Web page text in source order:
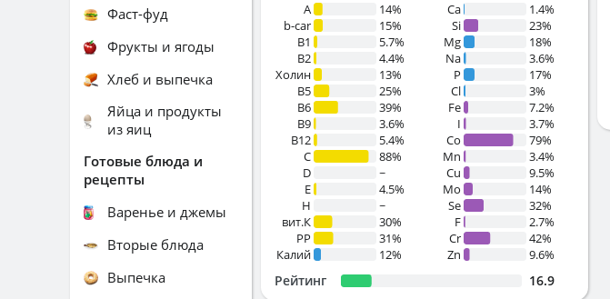
A
14%
b-car
15%
В1
5.7%
B2
4.4%
Холин
13%
B5
25%
B6
39%
B9
3.6%
B12
5.4%
C
88%
D
~
E
4.5%
H
~
вит.К
30%
PP
31%
Калий
12%
Ca
1.4%
Si
23%
Mg
18%
Na
3.6%
P
17%
Cl
3%
Fe
7.2%
I
3.7%
Co
79%
Mn
3.4%
Cu
9.5%
Mo
14%
Se
32%
F
2.7%
Cr
42%
Zn
9.6%
Рейтинг 16.9
Фаст-фуд
Фрукты и ягоды
Хлеб и выпечка
Яйца и продукты
из яиц
Готовые блюда и
рецепты
Варенье и джемы
Вторые блюда
Выпечка